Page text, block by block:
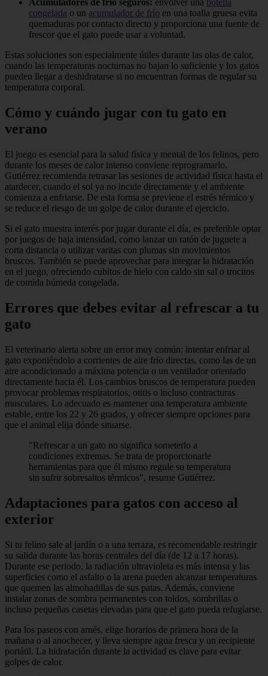
Acumuladores de frío seguros: envolver una botella
congelada o un acumulador de frío en una toalla gruesa evita
quemaduras por contacto directo y proporciona una fuente de
frescor que el gato puede usar a voluntad.
Estas soluciones son especialmente útiles durante las olas de calor,
cuando las temperaturas nocturnas no bajan lo suficiente y los gatos
pueden llegar a deshidratarse si no encuentran formas de regular su
temperatura corporal.
Cómo y cuándo jugar con tu gato en
verano
El juego es esencial para la salud física y mental de los felinos, pero
durante los meses de calor intenso conviene reprogramarlo.
Gutiérrez recomienda retrasar las sesiones de actividad física hasta el
atardecer, cuando el sol ya no incide directamente y el ambiente
comienza a enfriarse. De esta forma se previene el estrés térmico y
se reduce el riesgo de un golpe de calor durante el ejercicio.
Si el gato muestra interés por jugar durante el día, es preferible optar
por juegos de baja intensidad, como lanzar un ratón de juguete a
corta distancia o utilizar varitas con plumas sin movimientos
bruscos. También se puede aprovechar para integrar la hidratación
en el juego, ofreciendo cubitos de hielo con caldo sin sal o trocitos
de comida húmeda congelada.
Errores que debes evitar al refrescar a tu
gato
El veterinario alerta sobre un error muy común: intentar enfriar al
gato exponiéndolo a corrientes de aire frío directas, como las de un
aire acondicionado a máxima potencia o un ventilador orientado
directamente hacia él. Los cambios bruscos de temperatura pueden
provocar problemas respiratorios, otitis o incluso contracturas
musculares. Lo adecuado es mantener una temperatura ambiente
estable, entre los 22 y 26 grados, y ofrecer siempre opciones para
que el animal elija dónde situarse.
"Refrescar a un gato no significa someterlo a
condiciones extremas. Se trata de proporcionarle
herramientas para que él mismo regule su temperatura
sin sufrir sobresaltos térmicos", resume Gutiérrez.
Adaptaciones para gatos con acceso al
exterior
Si tu felino sale al jardín o a una terraza, es recomendable restringir
su salida durante las horas centrales del día (de 12 a 17 horas).
Durante ese periodo, la radiación ultravioleta es más intensa y las
superficies como el asfalto o la arena pueden alcanzar temperaturas
que quemen las almohadillas de sus patas. Además, conviene
instalar zonas de sombra permanentes con toldos, sombrillas o
incluso pequeñas casetas elevadas para que el gato pueda refugiarse.
Para los paseos con arnés, elige horarios de primera hora de la
mañana o al anochecer, y lleva siempre agua fresca y un recipiente
portátil. La hidratación durante la actividad es clave para evitar
golpes de calor.